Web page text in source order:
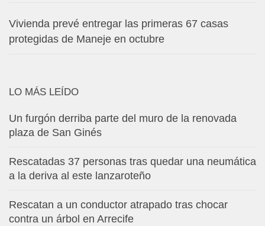
Vivienda prevé entregar las primeras 67 casas
protegidas de Maneje en octubre
LO MÁS LEÍDO
Un furgón derriba parte del muro de la renovada
plaza de San Ginés
Rescatadas 37 personas tras quedar una neumática
a la deriva al este lanzaroteño
Rescatan a un conductor atrapado tras chocar
contra un árbol en Arrecife